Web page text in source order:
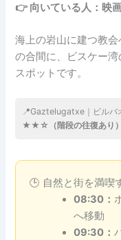
👉 向いている人：映
海上の岩山に建つ教
の合間に、ビスケー
スポットです。
📍Gaztelugatxe｜ビルバ
★★☆（階段の往復あり）
🕒 自然と街を満喫
08:30：
へ移動
09:30：